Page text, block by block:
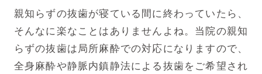
親知らずの抜歯が寝ている間に終わっていたら、
そんなに楽なことはありませんよね。当院の親知
らずの抜歯は局所麻酔での対応になりますので、
全身麻酔や静脈内鎮静法による抜歯をご希望され